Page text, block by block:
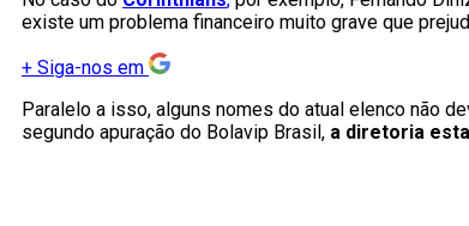
existe um problema financeiro muito grave que
+ Siga-nos em
Paralelo a isso, alguns nomes do atual elenco não
segundo apuração do Bolavip Brasil, a diretoria